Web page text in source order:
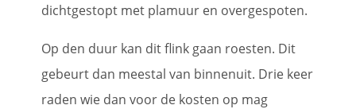
dichtgestopt met plamuur en overgespoten.
Op den duur kan dit flink gaan roesten. Dit
gebeurt dan meestal van binnenuit. Drie keer
raden wie dan voor de kosten op mag